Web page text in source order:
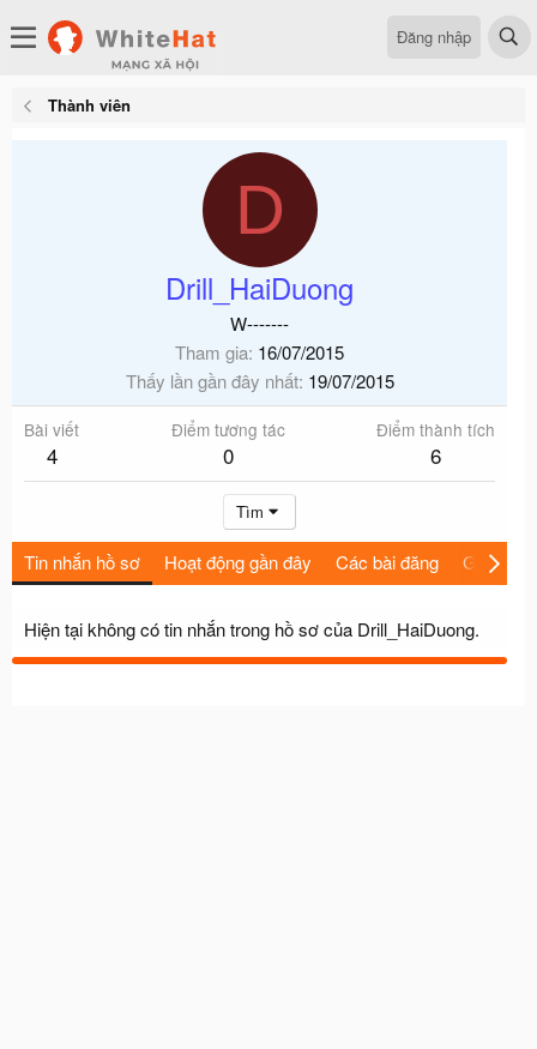
Đăng nhập
Thành viên
D
Drill_HaiDuong
W-------
Tham gia 16/07/2015
Thấy lần gần đây nhất 19/07/2015
Bài viết
4
Điểm tương tác
0
Điểm thành tích
6
Tìm
Tin nhắn hồ sơ Hoạt động gần đây Các bài đăng Giới thiệu
Hiện tại không có tin nhắn trong hồ sơ của Drill_HaiDuong.